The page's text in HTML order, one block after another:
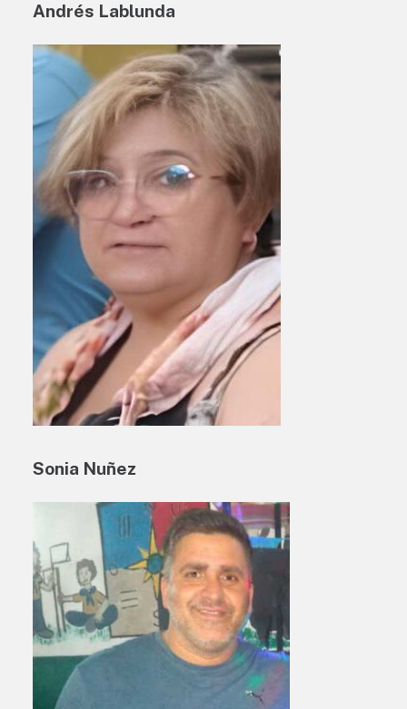
Andrés Lablunda
Sonia Nuñez